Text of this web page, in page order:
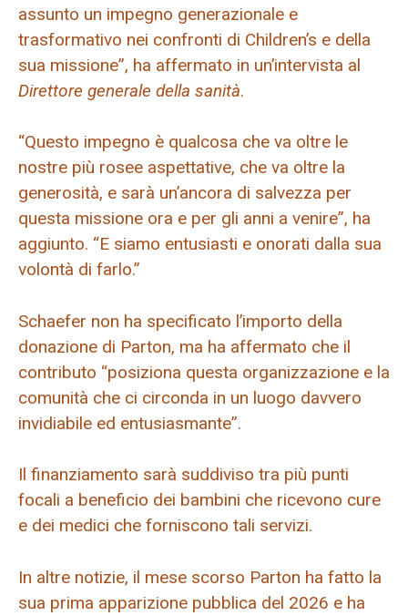
assunto un impegno generazionale e
trasformativo nei confronti di Children’s e della
sua missione”, ha affermato in un’intervista al
Direttore generale della sanità.
“Questo impegno è qualcosa che va oltre le
nostre più rosee aspettative, che va oltre la
generosità, e sarà un’ancora di salvezza per
questa missione ora e per gli anni a venire”, ha
aggiunto. “E siamo entusiasti e onorati dalla sua
volontà di farlo.”
Schaefer non ha specificato l’importo della
donazione di Parton, ma ha affermato che il
contributo “posiziona questa organizzazione e la
comunità che ci circonda in un luogo davvero
invidiabile ed entusiasmante”.
Il finanziamento sarà suddiviso tra più punti
focali a beneficio dei bambini che ricevono cure
e dei medici che forniscono tali servizi.
In altre notizie, il mese scorso Parton ha fatto la
sua prima apparizione pubblica del 2026 e ha